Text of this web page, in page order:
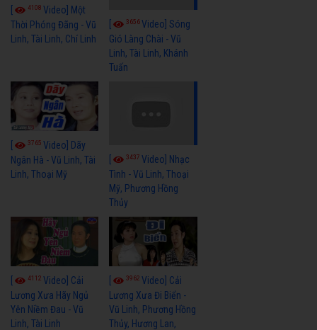
4108 Video] Một
Thời Phóng Đãng - Vũ
Linh, Tài Linh, Chí Linh
3656Video] Sóng
Gió Làng Chài - Vũ
Linh, Tài Linh, Khánh
Tuấn
3765 Video] Dãy
Ngân Hà - Vũ Linh, Tài
Linh, Thoại Mỹ
3437Video] Nhạc
Tình - Vũ Linh, Thoại
Mỹ, Phương Hồng
Thủy
4112 Video] Cải
Lương Xưa Hãy Ngủ
Yên Niềm Đau - Vũ
Linh, Tài Linh
3962Video] Cải
Lương Xưa Đi Biển -
Vũ Linh, Phương Hồng
Thủy, Hương Lan,